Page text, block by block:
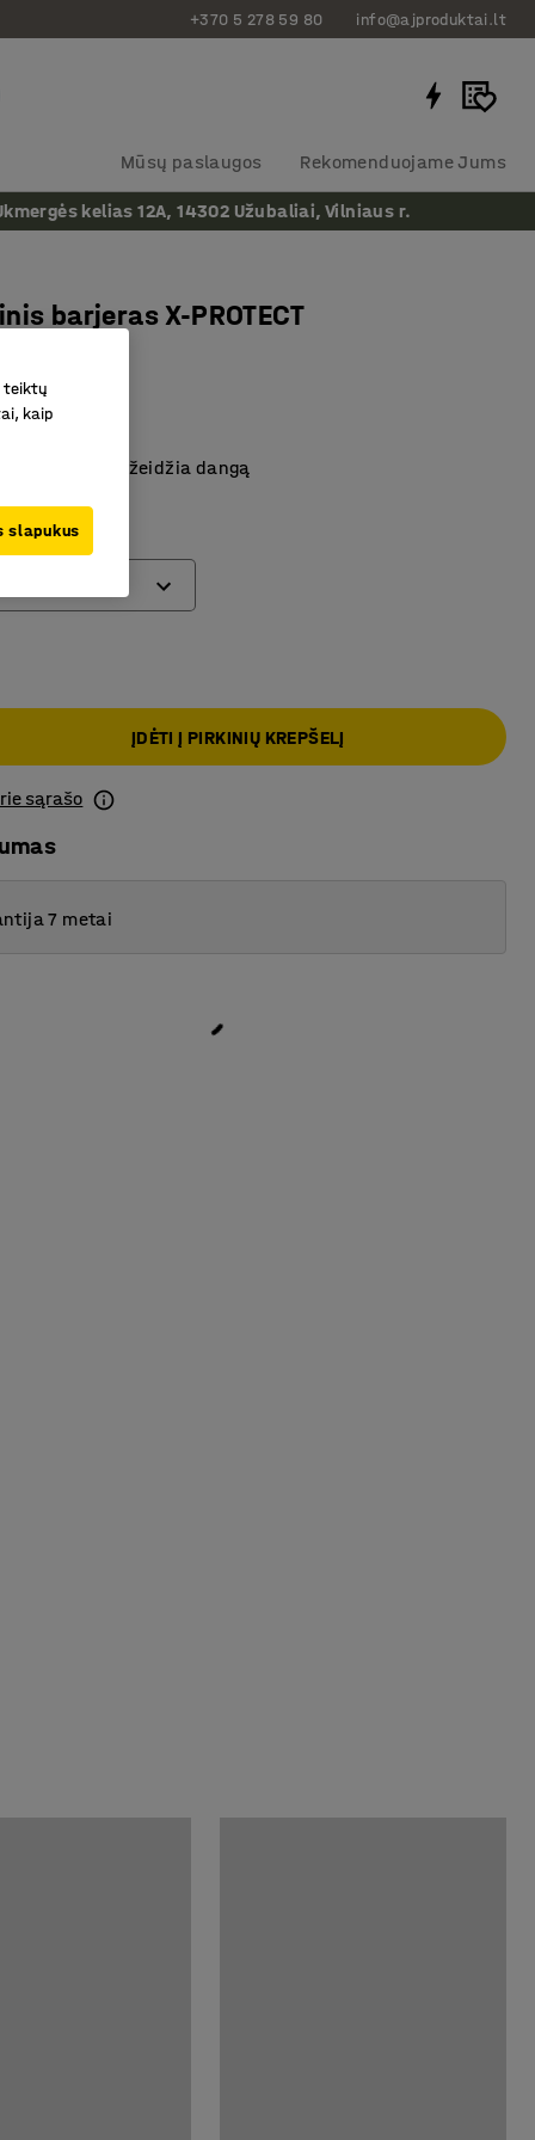
+370 5 278 59 80 info@ajproduktai.lt
Mūsų paslaugos Rekomenduojame Jums
kelias 12A, 14302 Užubaliai, Vilniaus r.
barjeras X-PROTECT
:312741
smūgių
minimaliai pažeidžia dangą
ĮDĖTI Į PIRKINIŲ KREPŠELĮ
sąrašo
7 metai
teiktų
kaip
slapukus